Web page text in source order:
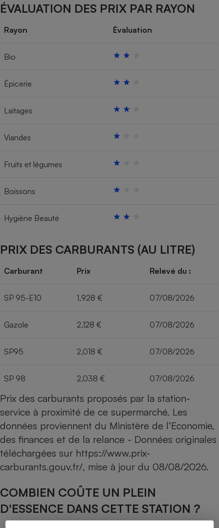
ÉVALUATION DES PRIX PAR RAYON
Rayon Évaluation
Bio
Épicerie
Laitages
Viandes
Fruits et légumes
Boissons
Hygiène Beauté
PRIX DES CARBURANTS (AU LITRE)
Carburant Prix Relevé du :
SP 95-E10 1,928 € 07/08/2026
Gazole 2,128 € 07/08/2026
SP95 2,018 € 07/08/2026
SP 98 2,038 € 07/08/2026
Prix des carburants proposés par la station-
service à proximité de ce supermarché. Les
données proviennent du Ministère de l’Economie,
des finances et de la relance - Données originales
téléchargées sur https://www.prix-
carburants.gouv.fr/, mise à jour du 08/08/2026.
COMBIEN COÛTE UN PLEIN
D'ESSENCE DANS CETTE STATION ?